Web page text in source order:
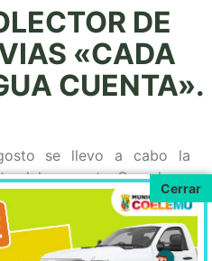
DE
«CADA
CUENTA».
se llevo a cabo la
del proyecto Ganador a
del
en las